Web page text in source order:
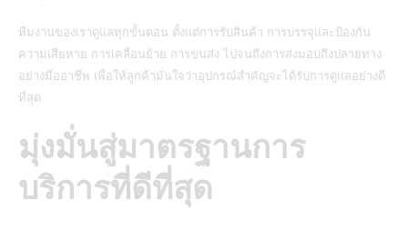
ทีมงานของเราดูแลทุกขั้นตอน ตั้งแต่การรับสินค้า การบรรจุและป้องกัน
ความเสียหาย การเคลื่อนย้าย การขนส่ง ไปจนถึงการส่งมอบถึงปลายทาง
อย่างมืออาชีพ เพื่อให้ลูกค้ามั่นใจว่าอุปกรณ์สำคัญจะได้รับการดูแลอย่างดี
ที่สุด
มุ่งมั่นสู่มาตรฐานการ
บริการที่ดีที่สุด